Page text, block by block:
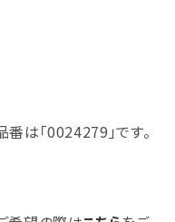
は「0024279」です。